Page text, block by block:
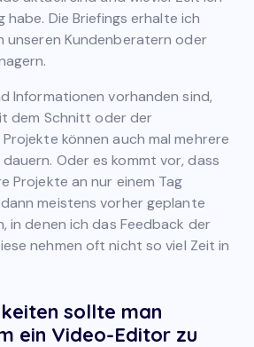
habe. Die Briefings erhalte ich
unseren Kundenberatern oder
Informationen vorhanden sind,
dem Schnitt oder der
können auch mal mehrere
Oder es kommt vor, dass
Projekte an nur einem Tag
meistens vorher geplante
in denen ich das Feedback der
nehmen oft nicht so viel Zeit in
sollte man
ein Video-Editor zu